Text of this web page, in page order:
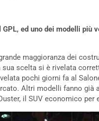
ed uno dei modelli
maggioranza dei
scelta si è rivelata
pochi giorni fa al
Altri modelli fanno già
il SUV economico per